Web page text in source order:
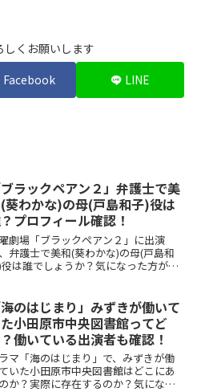
しくお願いします
Facebook LINE
ブラックペアン２」弁護士で美
葵わかな)の母(戸島和子)役は
プロフィール確認！
劇場「ブラックペアン２」に出演
弁護士で美和(葵わかな)の母(戸島和
は誰でしょうか？気になった方が多
海のはじまり」みずきが働いて
小田原市中央図書館ってど
働いている出演者も確認！
マ「海のはじまり」で、みずきが働
いた小田原市中央図書館はどこにあ
か？実際に存在するのか？気になる